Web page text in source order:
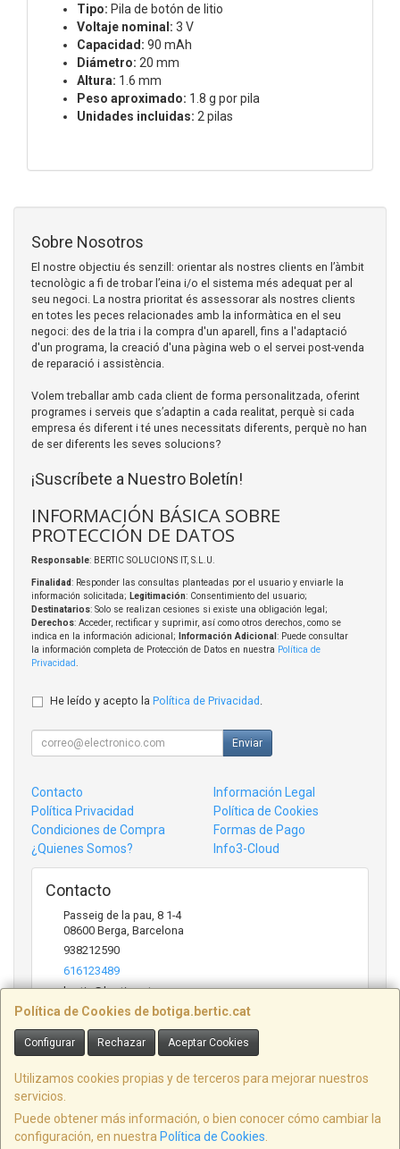
Tipo: Pila de botón de litio
Voltaje nominal: 3 V
Capacidad: 90 mAh
Diámetro: 20 mm
Altura: 1.6 mm
Peso aproximado: 1.8 g por pila
Unidades incluidas: 2 pilas
Política de Cookies de botiga.bertic.cat
Configurar Rechazar Aceptar Cookies
Utilizamos cookies propias y de terceros para mejorar nuestros
servicios.
Puede obtener más información, o bien conocer cómo cambiar la
configuración, en nuestra Política de Cookies
Sobre Nosotros
El nostre objectiu és senzill: orientar als nostres clients en l’àmbit
tecnològic a fi de trobar l’eina i/o el sistema més adequat per al
seu negoci. La nostra prioritat és assessorar als nostres clients
en totes les peces relacionades amb la informàtica en el seu
negoci: des de la tria i la compra d'un aparell, fins a l'adaptació
d'un programa, la creació d'una pàgina web o el servei post-venda
de reparació i assistència.
Volem treballar amb cada client de forma personalitzada, oferint
programes i serveis que s’adaptin a cada realitat, perquè si cada
empresa és diferent i té unes necessitats diferents, perquè no han
de ser diferents les seves solucions?
¡Suscríbete a Nuestro Boletín!
INFORMACIÓN BÁSICA SOBRE
PROTECCIÓN DE DATOS
Responsable: BERTIC SOLUCIONS IT, S.L.U.
Finalidad: Responder las consultas planteadas por el usuario y enviarle la
información solicitada; Legitimación: Consentimiento del usuario;
Destinatarios: Solo se realizan cesiones si existe una obligación legal;
Derechos: Acceder, rectificar y suprimir, así como otros derechos, como se
indica en la información adicional;
Información Adicional : Puede consultar
la información completa de Protección de Datos en nuestra Política de
Privacidad
He leído y acepto la Política de Privacidad
Enviar
Contacto
Información Legal
Política Privacidad
Política de Cookies
Condiciones de Compra
Formas de Pago
¿Quienes Somos?
Info3-Cloud
Contacto
Passeig de la pau, 8 1-4
08600 Berga Barcelona
938212590
616123489
bertic@bertic.cat
Horario
Lunes a Viernes (9h-14h | 15h-18h)
, , , , España. - C.I.F.: B09846916 - Tfno: